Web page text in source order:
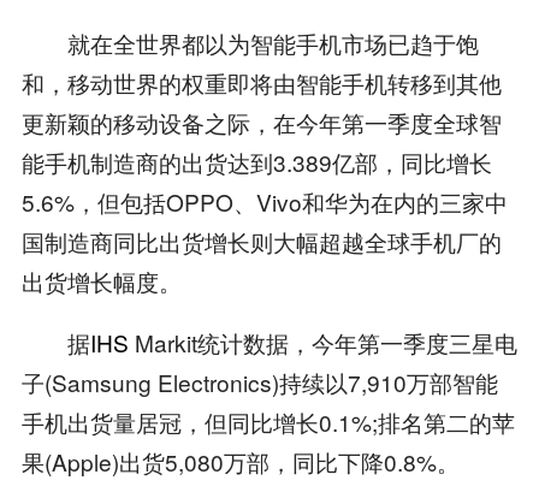
就在全世界都以为智能手机市场已趋于饱
和，移动世界的权重即将由智能手机转移到其他
更新颖的移动设备之际，在今年第一季度全球智
能手机制造商的出货达到3.389亿部，同比增长
5.6%，但包括OPPO、Vivo和华为在内的三家中
国制造商同比出货增长则大幅超越全球手机厂的
出货增长幅度。
据IHS Markit统计数据，今年第一季度三星电
子(Samsung Electronics)持续以7,910万部智能
手机出货量居冠，但同比增长0.1%;排名第二的苹
果(Apple)出货5,080万部，同比下降0.8%。